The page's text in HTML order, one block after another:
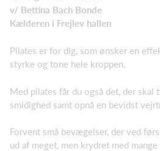
v/ Bettina Bach Bonde
Kælderen i Frejlev hallen
Pilates er for dig, som ønsker en
styrke og tone hele kroppen.
Med pilates får du også det, der skal
smidighed samt opnå en bevidst
Forvent små bevægelser, der ved
ud af meget, men krydret med